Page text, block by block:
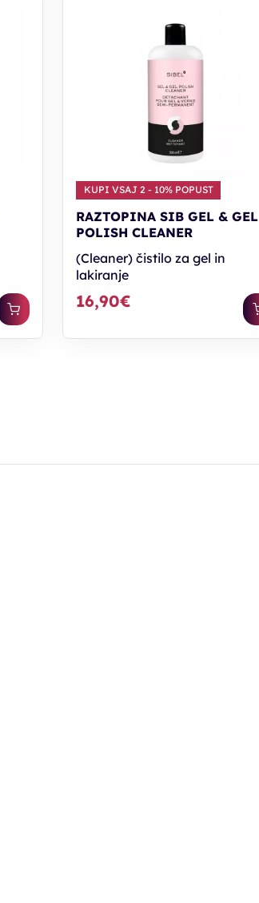
KUPI VSAJ 2 - 10% POPUST
RAZTOPINA SIB GEL & GEL
POLISH CLEANER
(Cleaner) čistilo za gel in
lakiranje
16,90€